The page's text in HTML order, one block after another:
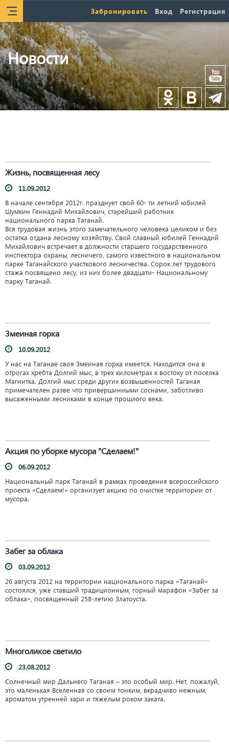
Забронировать Вход Регистрация
Новости
Жизнь, посвященная лесу
11.09.2012
В начале сентября 2012г. празднует свой 60- ти летний юбилей
Шумкин Геннадий Михайлович, старейший работник
национального парка Таганай.
Вся трудовая жизнь этого замечательного человека целиком и без
остатка отдана лесному хозяйству. Свой славный юбилей Геннадий
Михайлович встречает в должности старшего государственного
инспектора охраны, лесничего, самого известного в национальном
парке Таганайского участкового лесничества. Сорок лет трудового
стажа посвящено лесу, из них более двадцати- Национальному
парку Таганай.
Змеиная горка
10.09.2012
У нас на Таганае своя Змеиная горка имеется. Находится она в
отрогах хребта Долгий мыс, в трех километрах к востоку от поселка
Магнитка. Долгий мыс среди других возвышенностей Таганая
примечателен разве что привершинными соснами, заботливо
высаженными лесниками в конце прошлого века.
Акция по уборке мусора "Сделаем!"
06.09.2012
Национальный парк Таганай в рамках проведения всероссийского
проекта «Сделаем!» организует акцию по очистке территории от
мусора.
Забег за облака
03.09.2012
26 августа 2012 на территории национального парка «Таганай»
состоялся, уже ставший традиционным, горный марафон «Забег за
облака», посвященный 258-летию Златоуста.
Многоликое светило
23.08.2012
Солнечный мир Дальнего Таганая – это особый мир. Нет, пожалуй,
это маленькая Вселенная со своим тонким, вкрадчиво нежным,
ароматом утренней зари и тяжелым роком заката.